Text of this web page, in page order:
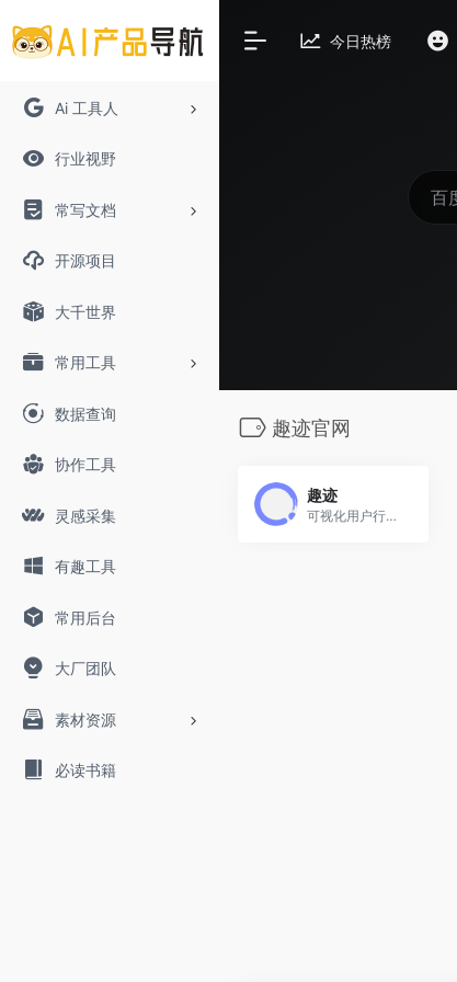
Ai 工具人
行业视野
常写文档
开源项目
大千世界
常用工具
数据查询
协作工具
灵感采集
有趣工具
常用后台
大厂团队
素材资源
必读书籍
今日热榜
趣迹官网
趣迹
可视化用户行为分析工具